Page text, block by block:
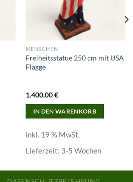
MENSCHEN
Freiheitsstatue 250 cm mit USA
Flagge
1.400,00€
IN DEN WARENKORB
inkl. 19 % MwSt.
Lieferzeit: 3-5 Wochen